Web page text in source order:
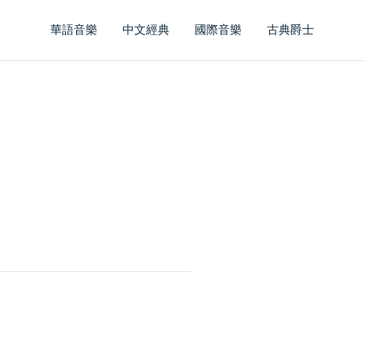
華語音樂 中文經典 國際音樂 古典爵士